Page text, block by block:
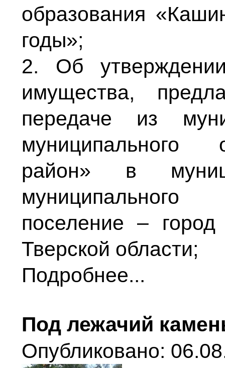
образования
годы»;
2. Об
имущества,
передаче из
муниципального
район» в
муниципального
поселение –
Тверской области;
Подробнее...
Под лежачий
Опубликовано: